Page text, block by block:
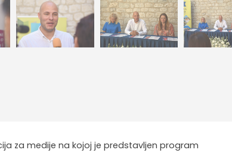
za medije na kojoj je predstavljen program